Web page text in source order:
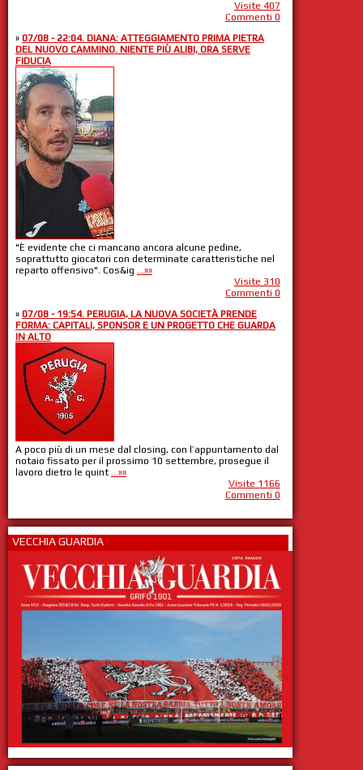
Visite 407
Commenti 0
» 07/08 - 22:04. DIANA: ATTEGGIAMENTO PRIMA PIETRA
DEL NUOVO CAMMINO. NIENTE PIÙ ALIBI, ORA SERVE
FIDUCIA
"È evidente che ci mancano ancora alcune pedine,
soprattutto giocatori con determinate caratteristiche nel
reparto offensivo". Cos&ig ...»»
Visite 310
Commenti 0
» 07/08 - 19:54. PERUGIA, LA NUOVA SOCIETÀ PRENDE
FORMA: CAPITALI, SPONSOR E UN PROGETTO CHE GUARDA
IN ALTO
A poco più di un mese dal closing, con l’appuntamento dal
notaio fissato per il prossimo 10 settembre, prosegue il
lavoro dietro le quint ...»»
Visite 1166
Commenti 0
VECCHIA GUARDIA